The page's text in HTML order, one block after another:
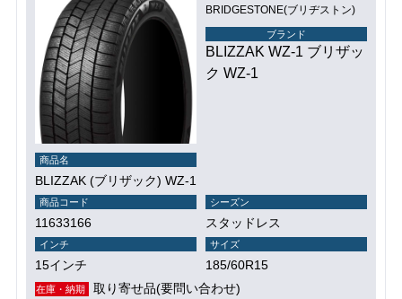
BRIDGESTONE(ブリヂストン)
ブランド
BLIZZAK WZ-1 ブリザッ
ク WZ-1
商品名
BLIZZAK (ブリザック) WZ-1
商品コード
11633166
シーズン
スタッドレス
インチ
15インチ
サイズ
185/60R15
在庫・納期 取り寄せ品(要問い合わせ)